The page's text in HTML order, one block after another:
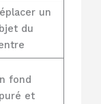
un
du
fond
et